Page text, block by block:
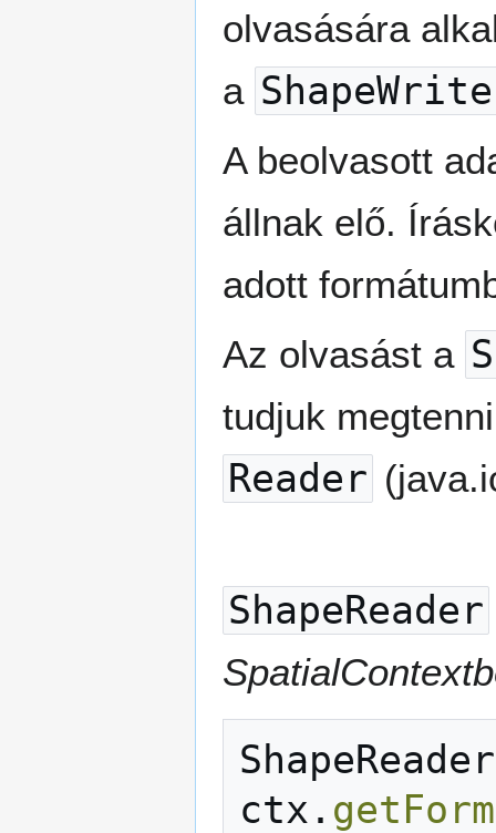
olvasására
a
A beolvasott
állnak elő.
adott
Az olvasást a
tudjuk
Reader
ShapeReader
ShapeReader
ctx .